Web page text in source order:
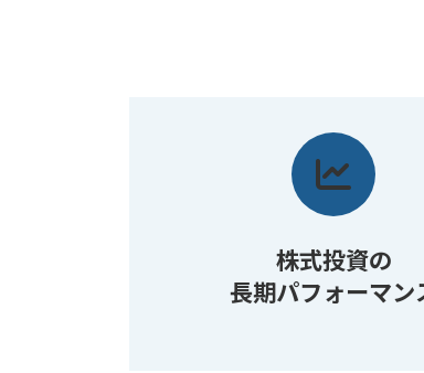
株式投資の
長期パフォーマン